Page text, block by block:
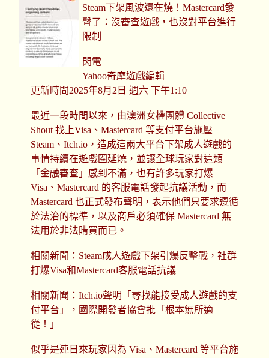
Steam下架風波還在燒！Mastercard發
聲了：沒審查遊戲，也沒對平台進行
限制
閃電
Yahoo奇摩遊戲編輯
更新時間2025年8月2日 週六 下午1:10
最近一段時間以來，由澳洲女權團體 Collective
Shout 找上Visa、Mastercard 等支付平台施壓
Steam、Itch.io，造成這兩大平台下架成人遊戲的
事情持續在遊戲圈延燒，並讓全球玩家對這類
「金融審查」感到不滿，也有許多玩家打爆
Visa、Mastercard 的客服電話發起抗議活動，而
Mastercard 也正式發布聲明，表示他們只要求遵循
於法治的標準，以及商戶必須確保 Mastercard 無
法用於非法購買而已。
相關新聞：Steam成人遊戲下架引爆反擊戰，社群
打爆Visa和Mastercard客服電話抗議
相關新聞：Itch.io聲明「尋找能接受成人遊戲的支
付平台」，國際開發者協會批「根本無所適
從！」
似乎是連日來玩家因為 Visa、Mastercard 等平台施